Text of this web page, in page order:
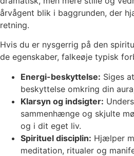
årvågent blik i baggrunden, der
retning.
Hvis du er nysgerrig på den
de egenskaber, falkeøje typisk
Energi-beskyttelse: Siges
beskyttelse omkring din
Klarsyn og indsigter:
sammenhænge og skjulte
og i dit eget liv.
Spirituel disciplin: Hjælper
meditation, ritualer og